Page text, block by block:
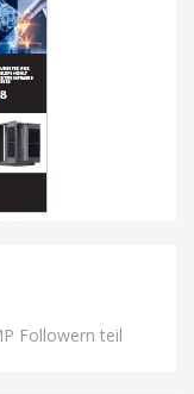
Followern teil